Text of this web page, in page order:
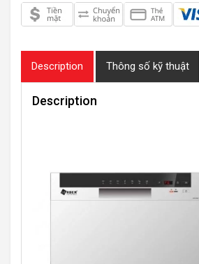
Description Thông số kỹ thuật
Description